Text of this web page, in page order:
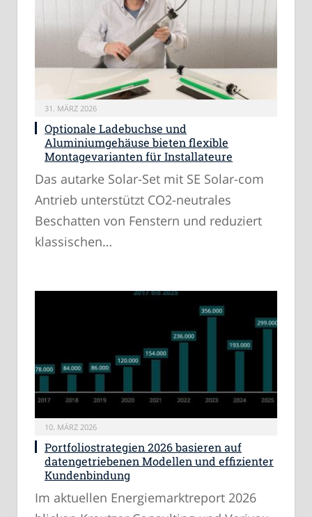
31. MÄRZ 2026
Optionale Ladebuchse und
Aluminiumgehäuse bieten flexible
Montagevarianten für Installateure
Das autarke Solar-Set mit SE Solar-com
Antrieb unterstützt CO2-neutrales
Beschatten von Fenstern und reduziert
klassischen…
10. MÄRZ 2026
Portfoliostrategien 2026 basieren auf
datengetriebenen Modellen und effizienter
Kundenbindung
Im aktuellen Energiemarktreport 2026